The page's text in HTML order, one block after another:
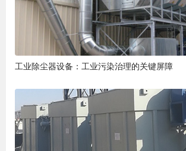
工业除尘器设备：工业污染治理的关键屏障